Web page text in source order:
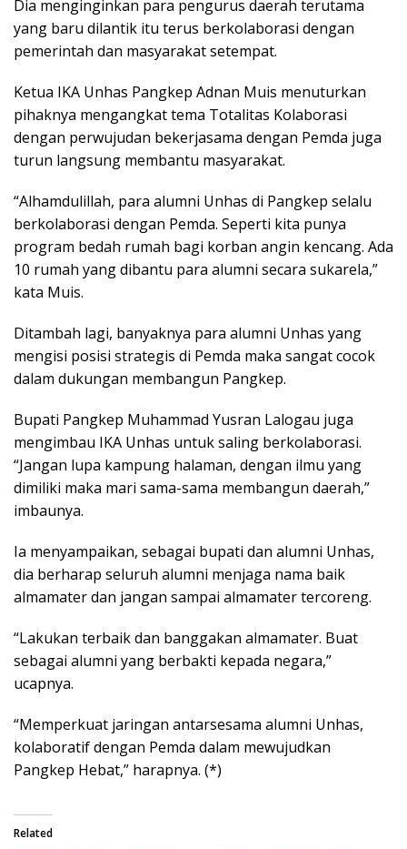
Dia menginginkan para pengurus daerah terutama
yang baru dilantik itu terus berkolaborasi dengan
pemerintah dan masyarakat setempat.
Ketua IKA Unhas Pangkep Adnan Muis menuturkan
pihaknya mengangkat tema Totalitas Kolaborasi
dengan perwujudan bekerjasama dengan Pemda juga
turun langsung membantu masyarakat.
“Alhamdulillah, para alumni Unhas di Pangkep selalu
berkolaborasi dengan Pemda. Seperti kita punya
program bedah rumah bagi korban angin kencang. Ada
10 rumah yang dibantu para alumni secara sukarela,”
kata Muis.
Ditambah lagi, banyaknya para alumni Unhas yang
mengisi posisi strategis di Pemda maka sangat cocok
dalam dukungan membangun Pangkep.
Bupati Pangkep Muhammad Yusran Lalogau juga
mengimbau IKA Unhas untuk saling berkolaborasi.
“Jangan lupa kampung halaman, dengan ilmu yang
dimiliki maka mari sama-sama membangun daerah,”
imbaunya.
Ia menyampaikan, sebagai bupati dan alumni Unhas,
dia berharap seluruh alumni menjaga nama baik
almamater dan jangan sampai almamater tercoreng.
“Lakukan terbaik dan banggakan almamater. Buat
sebagai alumni yang berbakti kepada negara,”
ucapnya.
“Memperkuat jaringan antarsesama alumni Unhas,
kolaboratif dengan Pemda dalam mewujudkan
Pangkep Hebat,” harapnya. (*)
Related